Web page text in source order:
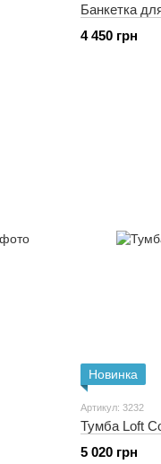
Банкетка
4 450 грн
Новинка
Артикул: 3232
Тумба Loft
5 020 грн